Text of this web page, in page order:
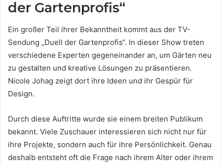
der Gartenprofis“
Ein großer Teil ihrer Bekanntheit kommt aus der TV-
Sendung „Duell der Gartenprofis“. In dieser Show treten
verschiedene Experten gegeneinander an, um Gärten neu
zu gestalten und kreative Lösungen zu präsentieren.
Nicole Johag zeigt dort ihre Ideen und ihr Gespür für
Design.
Durch diese Auftritte wurde sie einem breiten Publikum
bekannt. Viele Zuschauer interessieren sich nicht nur für
ihre Projekte, sondern auch für ihre Persönlichkeit. Genau
deshalb entsteht oft die Frage nach ihrem Alter oder ihrem